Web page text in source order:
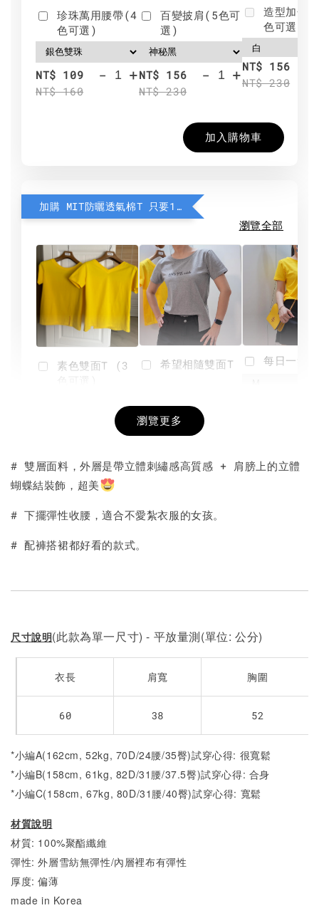
珍珠萬用腰帶(4
色可選)
NT$ 109
NT$ 160
- +
百變披肩(5色可
選)
NT$ 156
NT$ 230
- +
造型加分
色可選)
NT$ 156
NT$ 230
加入購物車
加購 MIT防曬透氣棉T 只要190元
瀏覽全部
素色雙面T (3
+
希望相隨雙面T
NT$ 190
-
每日一笑
瀏覽更多
# 雙層面料，外層是帶立體刺繡感高質感 + 肩膀上的立體
蝴蝶結裝飾，超美
# 下擺彈性收腰，適合不愛紮衣服的女孩。
# 配褲搭裙都好看的款式。
尺寸說明(此款為單一尺寸) - 平放量測(單位: 公分)
衣長 肩寬 胸圍
60 38 52
*小編A(162cm, 52kg, 70D/24腰/35臀)試穿心得: 很寬鬆
*小編B(158cm, 61kg, 82D/31腰/37.5臀)試穿心得: 合身
*小編C(158cm, 67kg, 80D/31腰/40臀)試穿心得: 寬鬆
材質說明
材質: 100%聚酯纖維
彈性: 外層雪紡無彈性/內層裡布有彈性
厚度: 偏薄
made in Korea